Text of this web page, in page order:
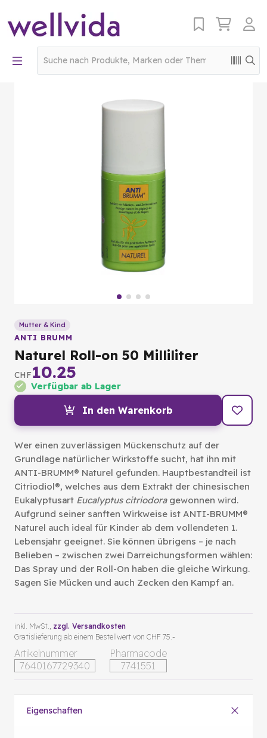
Mutter & Kind
ANTI BRUMM
Naturel Roll-on 50 Milliliter
CHF10.25
Verfügbar ab Lager
In den Warenkorb
Wer einen zuverlässigen Mückenschutz auf der
Grundlage natürlicher Wirkstoffe sucht, hat ihn mit
ANTI-BRUMM® Naturel gefunden. Hauptbestandteil ist
Citriodiol®, welches aus dem Extrakt der chinesischen
Eukalyptusart Eucalyptus citriodoragewonnen wird.
Aufgrund seiner sanften Wirkweise ist ANTI-BRUMM®
Naturel auch ideal für Kinder ab dem vollendeten 1.
Lebensjahr geeignet. Sie können übrigens – je nach
Belieben – zwischen zwei Darreichungsformen wählen:
Das Spray und der Roll-On haben die gleiche Wirkung.
Sagen Sie Mücken und auch Zecken den Kampf an.
Artikelnummer
7640167729340
Pharmacode
7741551
inkl. MwSt., zzgl. Versandkosten
Gratislieferung ab einem Bestellwert von CHF 75.-
Eigenschaften